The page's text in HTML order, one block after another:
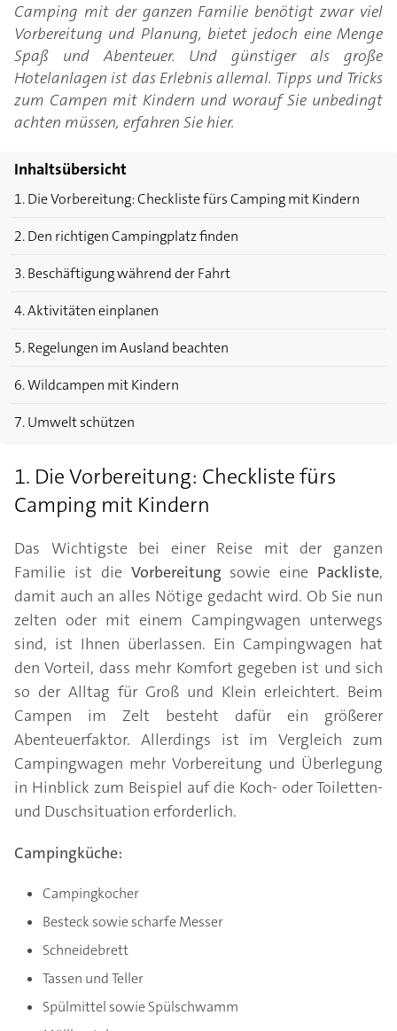
Camping mit der ganzen Familie benötigt zwar viel
Vorbereitung und Planung, bietet jedoch eine Menge
Spaß und Abenteuer. Und günstiger als große
Hotelanlagen ist das Erlebnis allemal. Tipps und Tricks
zum Campen mit Kindern und worauf Sie unbedingt
achten müssen, erfahren Sie hier.
Inhaltsübersicht
1. Die Vorbereitung: Checkliste fürs Camping mit Kindern
2. Den richtigen Campingplatz finden
3. Beschäftigung während der Fahrt
4. Aktivitäten einplanen
5. Regelungen im Ausland beachten
6. Wildcampen mit Kindern
7. Umwelt schützen
1. Die Vorbereitung: Checkliste fürs
Camping mit Kindern
Das Wichtigste bei einer Reise mit der ganzen
Familie ist die Vorbereitung sowie eine Packliste,
damit auch an alles Nötige gedacht wird. Ob Sie nun
zelten oder mit einem Campingwagen unterwegs
sind, ist Ihnen überlassen. Ein Campingwagen hat
den Vorteil, dass mehr Komfort gegeben ist und sich
so der Alltag für Groß und Klein erleichtert. Beim
Campen im Zelt besteht dafür ein größerer
Abenteuerfaktor. Allerdings ist im Vergleich zum
Campingwagen mehr Vorbereitung und Überlegung
in Hinblick zum Beispiel auf die Koch- oder Toiletten-
und Duschsituation erforderlich.
Campingküche:
Campingkocher
Besteck sowie scharfe Messer
Schneidebrett
Tassen und Teller
Spülmittel sowie Spülschwamm